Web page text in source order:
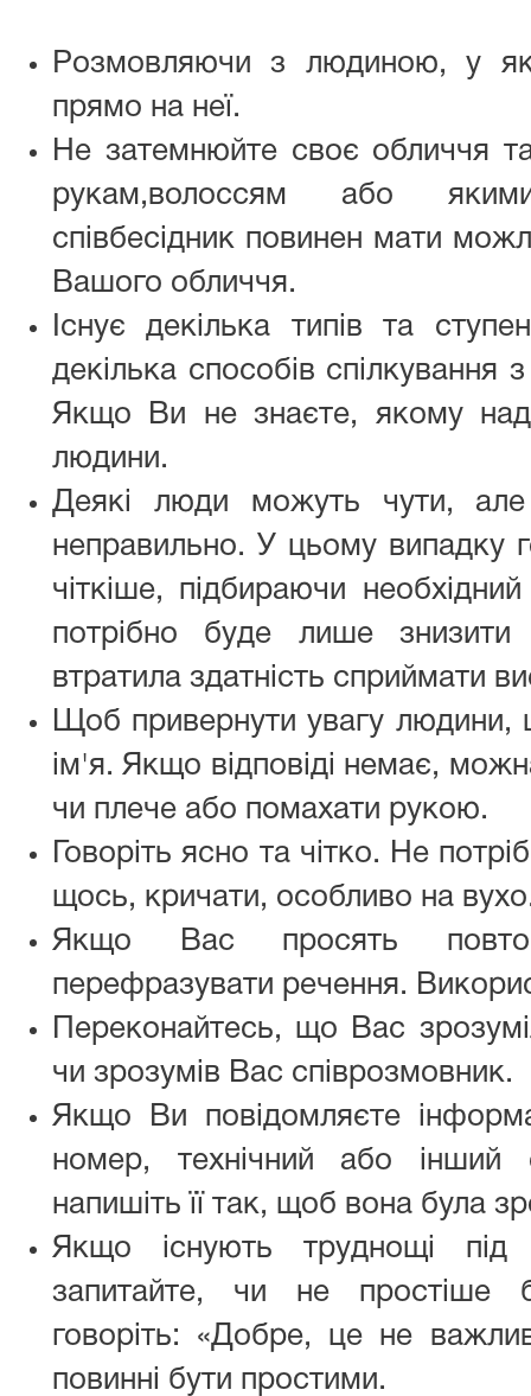
Розмовляючи з людиною, у
прямо на неї.
Не затемнюйте своє обличчя
рукам,волоссям або
співбесідник повинен мати
Вашого обличчя.
Існує декілька типів та
декілька способів
Якщо Ви не знаєте, якому
людини.
Деякі люди можуть чути,
неправильно. У цьому випадку
чіткіше, підбираючи
потрібно буде лише
втратила здатність сприймати
Щоб привернути увагу людини,
ім'я. Якщо відповіді немає,
чи плече або помахати рукою.
Говоріть ясно та чітко. Не
щось, кричати, особливо на
Якщо Вас просять
перефразувати речення.
Переконайтесь, що Вас
чи зрозумів Вас співрозмовник.
Якщо Ви повідомляєте
номер, технічний або інший
напишіть її так, щоб вона була
Якщо існують труднощі під
запитайте, чи не простіше
говоріть: «Добре, це не
повинні бути простими.